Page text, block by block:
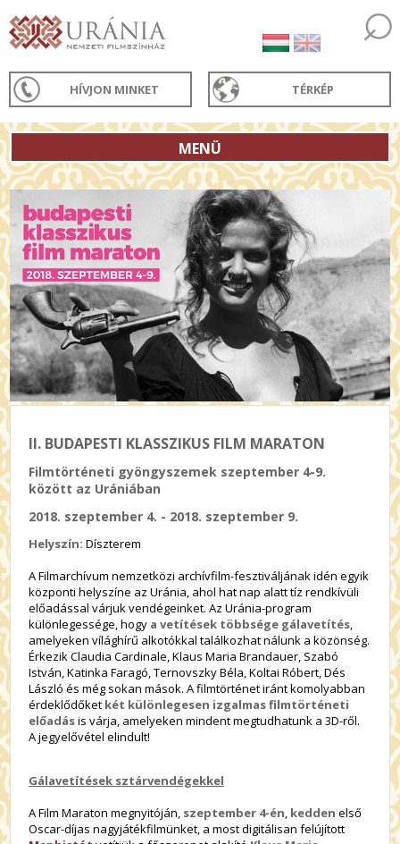
HÍVJON MINKET TÉRKÉP
MENÜ
II. BUDAPESTI KLASSZIKUS FILM MARATON
Filmtörténeti gyöngyszemek szeptember 4-9.
között az Urániában
2018. szeptember 4. - 2018. szeptember 9.
Helyszín:Díszterem
A Filmarchívum nemzetközi archívfilm-fesztiváljának idén egyik
központi helyszíne az Uránia, ahol hat nap alatt tíz rendkívüli
előadással várjuk vendégeinket. Az Uránia-program
különlegessége, hogy a vetítések többsége gálavetítés,
amelyeken vílághírű alkotókkal találkozhat nálunk a közönség.
Érkezik Claudia Cardinale, Klaus Maria Brandauer, Szabó
István, Katinka Faragó, Ternovszky Béla, Koltai Róbert, Dés
László és még sokan mások. A filmtörténet iránt komolyabban
érdeklődőket két különlegesen izgalmas filmtörténeti
előadásis várja, amelyeken mindent megtudhatunk a 3D-ről.
A jegyelővétel elindult!
Gálavetítések sztárvendégekkel
A Film Maraton megnyitóján, szeptember 4-én, kedden első
Oscar-díjas nagyjátékfilmünket, a most digitálisan felújított